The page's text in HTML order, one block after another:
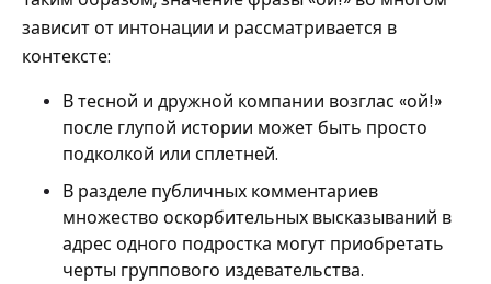
зависит от интонации и рассматривается в
контексте:
В тесной и дружной компании возглас «ой!»
после глупой истории может быть просто
подколкой или сплетней.
В разделе публичных комментариев
множество оскорбительных высказываний в
адрес одного подростка могут приобретать
черты группового издевательства.